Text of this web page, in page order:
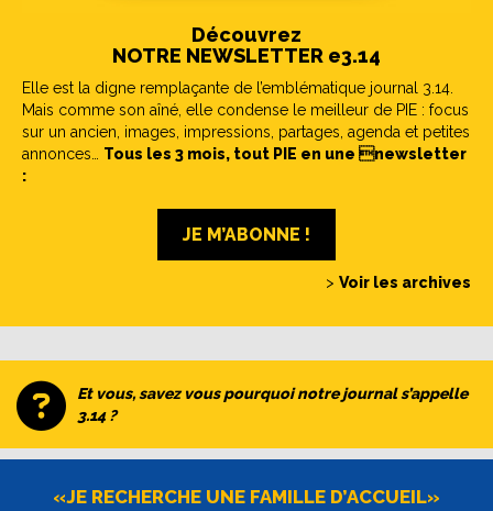
Découvrez
NOTRE NEWSLETTER e3.14
Elle est la digne remplaçante de l’emblématique journal 3.14.
Mais comme son aîné, elle condense le meilleur de PIE : focus
sur un ancien, images, impressions, partages, agenda et petites
annonces… Tous les 3 mois, tout PIE en une newsletter
:
JE M’ABONNE !
> Voir les archives
Et vous, savez vous pourquoi notre journal s’appelle
3.14 ?
«JE RECHERCHE UNE FAMILLE D’ACCUEIL»